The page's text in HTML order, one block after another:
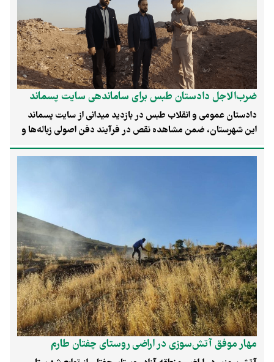
ضرب‌الاجل دادستان طبس برای ساماندهی سایت پسماند
دادستان عمومی و انقلاب طبس در بازدید میدانی از سایت پسماند
این شهرستان، ضمن مشاهده نقص در فرآیند دفن اصولی زباله‌ها و
حضور افراد غیرمجاز در محل، دستور تدوین گزارش کارشناسی و
اصلاح فوری رویه‌ها را صادر کرد. این اقدام در راستای صیانت از
مهار موفق آتش‌سوزی در اراضی روستای چفتان طارم